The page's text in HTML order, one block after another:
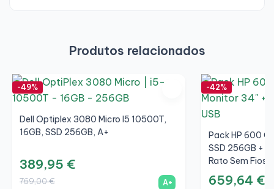
Produtos relacionados
-49%
Dell Optiplex 3080 Micro I5 10500T,
16GB, SSD 256GB, A+
389,95 €
769,00 € A+
-42%
Pack HP 600
SSD 256GB +
Rato Sem Fios
659,64 €